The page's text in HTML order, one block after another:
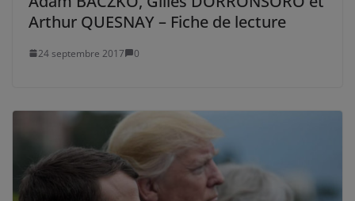
Arthur QUESNAY – Fiche de lecture
24 septembre 2017 0